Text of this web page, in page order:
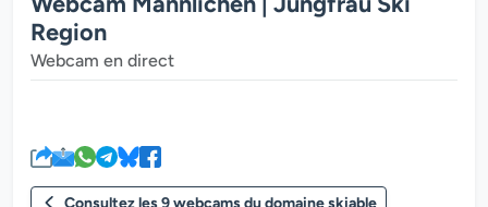
Region
Webcam en direct
Consultez les 9 webcams du domaine skiable